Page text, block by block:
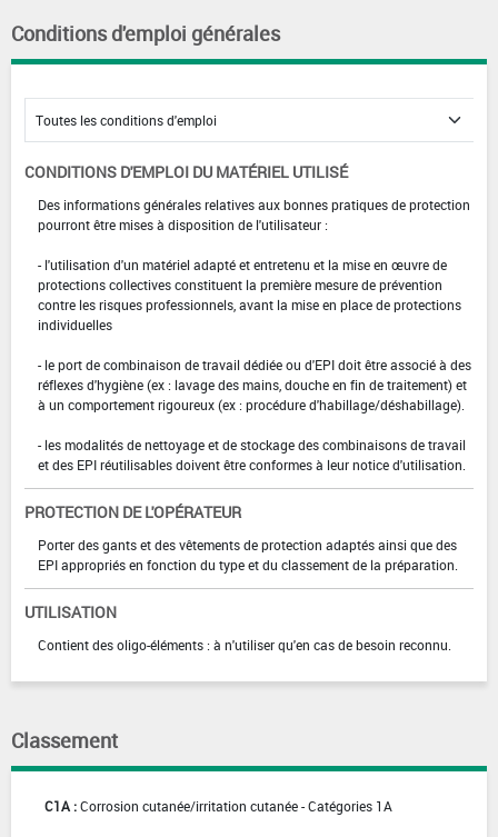
Conditions d'emploi générales
CONDITIONS D'EMPLOI DU MATÉRIEL UTILISÉ
Des informations générales relatives aux bonnes pratiques de protection
pourront être mises à disposition de l'utilisateur :
- l'utilisation d'un matériel adapté et entretenu et la mise en œuvre de
protections collectives constituent la première mesure de prévention
contre les risques professionnels, avant la mise en place de protections
individuelles
- le port de combinaison de travail dédiée ou d'EPI doit être associé à des
réflexes d'hygiène (ex : lavage des mains, douche en fin de traitement) et
à un comportement rigoureux (ex : procédure d'habillage/déshabillage).
- les modalités de nettoyage et de stockage des combinaisons de travail
et des EPI réutilisables doivent être conformes à leur notice d'utilisation.
PROTECTION DE L'OPÉRATEUR
Porter des gants et des vêtements de protection adaptés ainsi que des
EPI appropriés en fonction du type et du classement de la préparation.
UTILISATION
Contient des oligo-éléments : à n'utiliser qu'en cas de besoin reconnu.
Classement
C1A :Corrosion cutanée/irritation cutanée - Catégories 1A